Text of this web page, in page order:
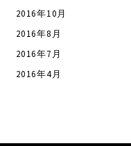
2016年10月
2016年8月
2016年7月
2016年4月